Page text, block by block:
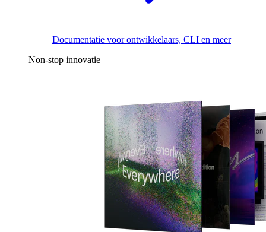
Documentatie voor ontwikkelaars, CLI en meer
Non-stop innovatie